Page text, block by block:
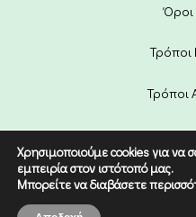
Τρόποι
Copyright ©
Χρησιμοποιούμε cookies για
εμπειρία στον ιστότοπό μας.
Μπορείτε να διαβάσετε